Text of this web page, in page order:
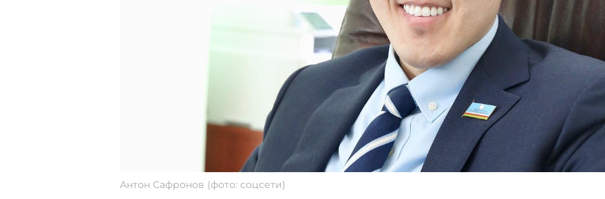
Антон Сафронов (фото: соцсети)